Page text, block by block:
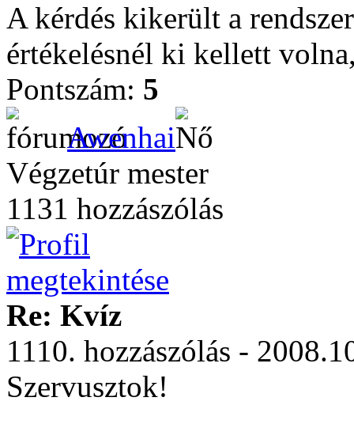
A kérdés kikerült a
értékelésnél ki kellett
Pontszám: 5
Awenhai
Végzetúr mester
1131 hozzászólás
Re: Kvíz
1110. hozzászólás -
Szervusztok!